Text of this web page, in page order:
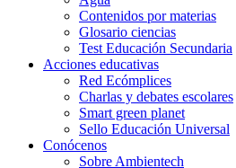
Contenidos por materias
Glosario ciencias
Test Educación Secundaria
Acciones educativas
Red Ecómplices
Charlas y debates escolares
Smart green planet
Sello Educación Universal
Conócenos
Sobre Ambientech